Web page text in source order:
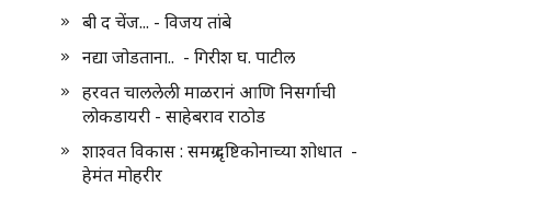
बी द चेंज... - विजय तांबे
नद्या जोडताना.. - गिरीश घ. पाटील
हरवत चाललेली माळरानं आणि निसर्गाची
लोकडायरी - साहेबराव राठोड
शाश्वत विकास : समग्र दृष्टिकोनाच्या शोधात -
हेमंत मोहरीर